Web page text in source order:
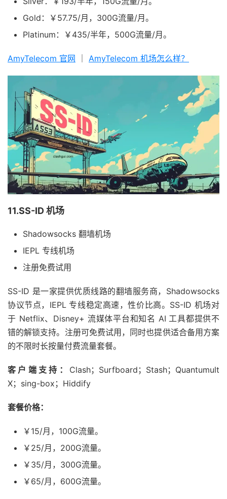
Gold：￥57.75/月，300G流量/月。
Platinum：￥435/半年，500G流量/月。
AmyTelecom 官网 AmyTelecom 机场怎么样？
11.SS-ID 机场
Shadowsocks 翻墙机场
IEPL 专线机场
注册免费试用
SS-ID 是一家提供优质线路的翻墙服务商，Shadowsocks
协议节点，IEPL 专线稳定高速，性价比高。SS-ID 机场对
于 Netflix、Disney+ 流媒体平台和知名 AI 工具都提供不
错的解锁支持。注册可免费试用，同时也提供适合备用方案
的不限时长按量付费流量套餐。
客户端支持： Clash；Surfboard；Stash；Quantumult
X；sing-box；Hiddify
套餐价格：
￥15/月，100G流量。
￥25/月，200G流量。
￥35/月，300G流量。
￥65/月，600G流量。